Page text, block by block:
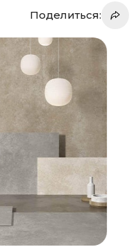
Поделиться: